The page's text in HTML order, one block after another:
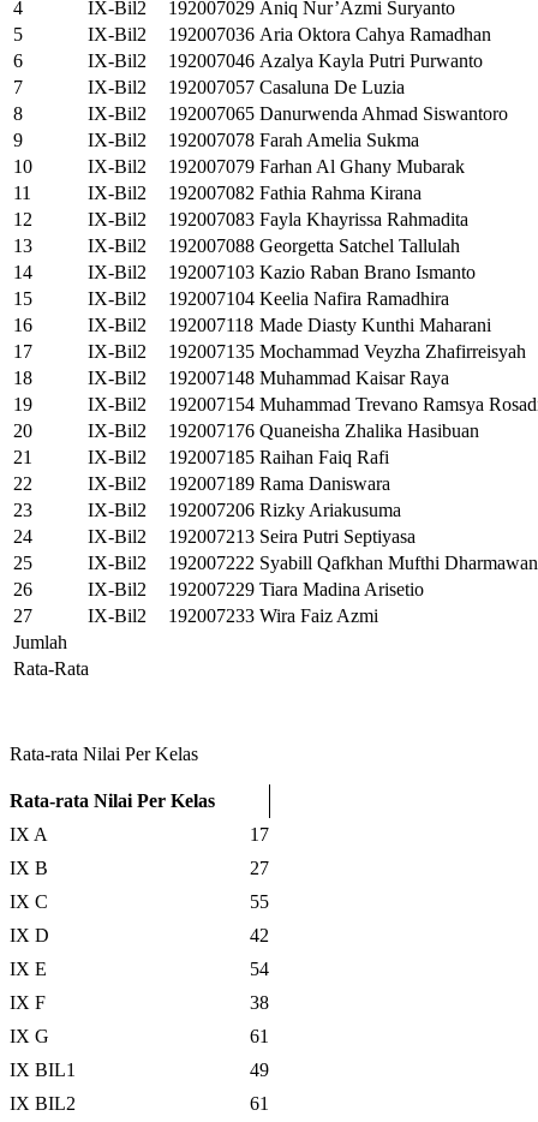
4
IX-Bil2 192007029 Aniq Nur’Azmi Suryanto
5
IX-Bil2 192007036 Aria Oktora Cahya Ramadhan
6
IX-Bil2 192007046 Azalya Kayla Putri Purwanto
7
IX-Bil2 192007057 Casaluna De Luzia
8
IX-Bil2 192007065 Danurwenda Ahmad Siswantoro
9
IX-Bil2 192007078 Farah Amelia Sukma
10
IX-Bil2 192007079 Farhan Al Ghany Mubarak
11
IX-Bil2 192007082 Fathia Rahma Kirana
12
IX-Bil2 192007083 Fayla Khayrissa Rahmadita
13
IX-Bil2 192007088 Georgetta Satchel Tallulah
14
IX-Bil2 192007103 Kazio Raban Brano Ismanto
15
IX-Bil2 192007104 Keelia Nafira Ramadhira
16
IX-Bil2 192007118 Made Diasty Kunthi Maharani
17
IX-Bil2 192007135 Mochammad Veyzha Zhafirreisyah
18
IX-Bil2 192007148 Muhammad Kaisar Raya
19
IX-Bil2 192007154 Muhammad Trevano Ramsya
20
IX-Bil2 192007176 Quaneisha Zhalika Hasibuan
21
IX-Bil2 192007185 Raihan Faiq Rafi
22
IX-Bil2 192007189 Rama Daniswara
23
IX-Bil2 192007206 Rizky Ariakusuma
24
IX-Bil2 192007213 Seira Putri Septiyasa
25
IX-Bil2 192007222 Syabill Qafkhan Mufthi Dharmawan
26
IX-Bil2 192007229 Tiara Madina Arisetio
27
IX-Bil2 192007233 Wira Faiz Azmi
Jumlah
Rata-Rata
Rata-rata Nilai Per Kelas
Rata-rata Nilai Per Kelas
IX A
17
IX B
27
IX C
55
IX D
42
IX E
54
IX F
38
IX G
61
IX BIL1
49
IX BIL2
61